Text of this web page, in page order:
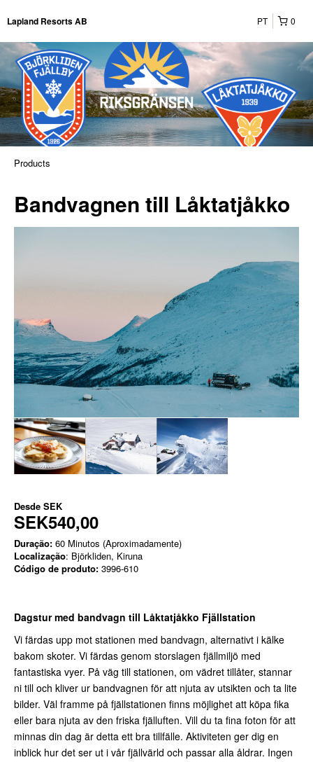
Lapland Resorts AB 0
PT
Products
Bandvagnen till Låktatjåkko
Desde SEK
SEK540,00
Duração: 60 Minutos (Aproximadamente)
Localização: Björkliden, Kiruna
Código de produto: 3996-610
Dagstur med bandvagn till Låktatjåkko Fjällstation
Vi färdas upp mot stationen med bandvagn, alternativt i kälke
bakom skoter. Vi färdas genom storslagen fjällmiljö med
fantastiska vyer. På väg till stationen, om vädret tillåter, stannar
ni till och kliver ur bandvagnen för att njuta av utsikten och ta lite
bilder. Väl framme på fjällstationen finns möjlighet att köpa fika
eller bara njuta av den friska fjälluften. Vill du ta fina foton för att
minnas din dag är detta ett bra tillfälle. Aktiviteten ger dig en
inblick hur det ser ut i vår fjällvärld och passar alla åldrar. Ingen